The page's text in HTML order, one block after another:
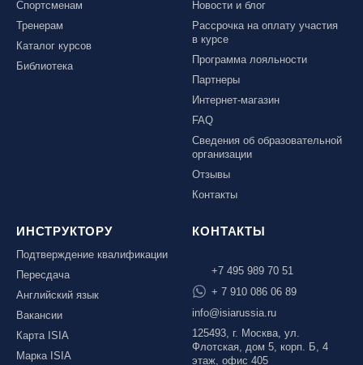
Спортсменам
Тренерам
Каталог курсов
Библиотека
Новости и блог
Рассрочка на оплату участия
в курсе
Программа лояльности
Партнеры
Интернет-магазин
FAQ
Сведения об образовательной
организации
Отзывы
Контакты
ИНСТРУКТОРУ
Подтверждение квалификации
Пересдача
Английский язык
Вакансии
Карта ISIA
Марка ISIA
КОНТАКТЫ
+7 495 989 70 51
+ 7 910 086 06 89
info@isiarussia.ru
125493, г. Москва, ул.
Флотская, дом 5, корп. Б, 4
этаж, офис 405